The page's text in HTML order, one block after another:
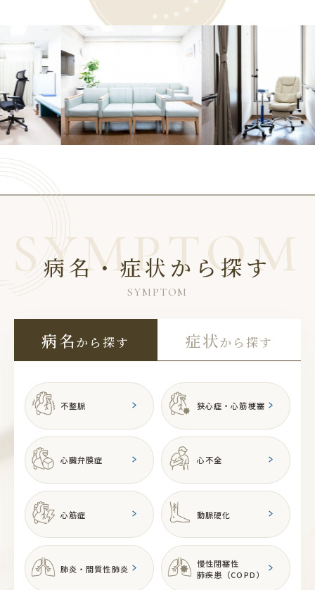
Previous
病名・症状から探す
SYMPTOM
病名から探す 症状から探す
不整脈 狭心症・心筋梗塞
心臓弁膜症 心不全
心筋症 動脈硬化
肺炎・間質性肺炎
慢性閉塞性
肺疾患（COPD）